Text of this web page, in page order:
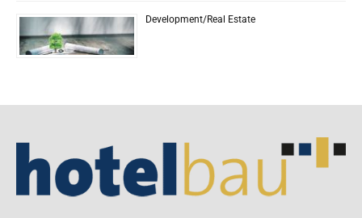
Development/Real Estate